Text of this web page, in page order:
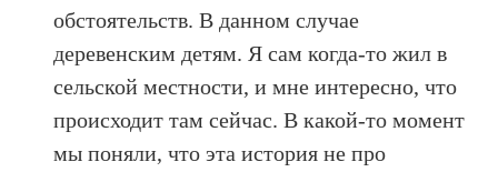
обстоятельств. В данном случае
деревенским детям. Я сам когда-то жил в
сельской местности, и мне интересно, что
происходит там сейчас. В какой-то момент
мы поняли, что эта история не про